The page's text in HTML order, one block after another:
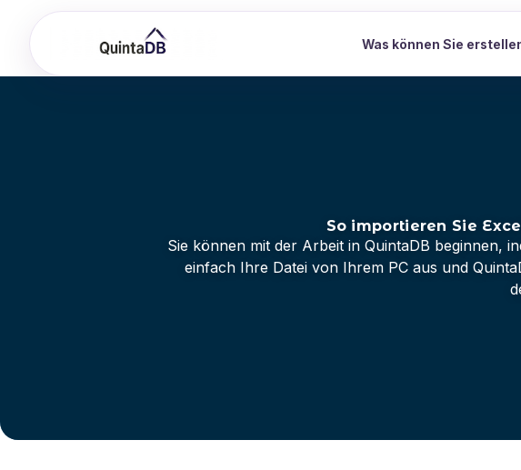
Was können Sie
So importieren Sie
Sie können mit der Arbeit in QuintaDB beginnen,
einfach Ihre Datei von Ihrem PC aus und